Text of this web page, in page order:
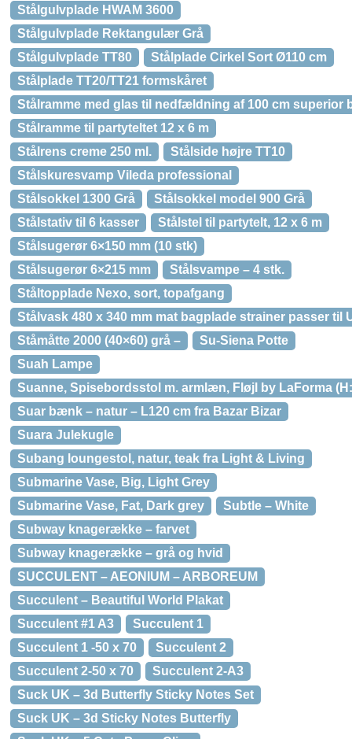
Stålgulvplade HWAM 3600
Stålgulvplade Rektangulær Grå
Stålgulvplade TT80
Stålplade Cirkel Sort Ø110 cm
Stålplade TT20/TT21 formskåret
Stålramme med glas til nedfældning af 100 cm superior
Stålramme til partyteltet 12 x 6 m
Stålrens creme 250 ml.
Stålside højre TT10
Stålskuresvamp Vileda professional
Stålsokkel 1300 Grå
Stålsokkel model 900 Grå
Stålstativ til 6 kasser
Stålstel til partytelt, 12 x 6 m
Stålsugerør 6×150 mm (10 stk)
Stålsugerør 6×215 mm
Stålsvampe – 4 stk.
Ståltopplade Nexo, sort, topafgang
Stålvask 480 x 340 mm mat bagplade strainer passer til
Ståmåtte 2000 (40×60) grå –
Su-Siena Potte
Suah Lampe
Suanne, Spisebordsstol m. armlæn, Fløjl by LaForma
Suar bænk – natur – L120 cm fra Bazar Bizar
Suara Julekugle
Subang loungestol, natur, teak fra Light & Living
Submarine Vase, Big, Light Grey
Submarine Vase, Fat, Dark grey
Subtle – White
Subway knagerække – farvet
Subway knagerække – grå og hvid
SUCCULENT – AEONIUM – ARBOREUM
Succulent – Beautiful World Plakat
Succulent #1 A3
Succulent 1
Succulent 1 -50 x 70
Succulent 2
Succulent 2-50 x 70
Succulent 2-A3
Suck UK – 3d Butterfly Sticky Notes Set
Suck UK – 3d Sticky Notes Butterfly